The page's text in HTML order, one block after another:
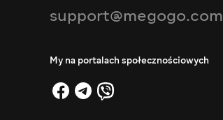
support@megogo.com
My na portalach społecznościowych